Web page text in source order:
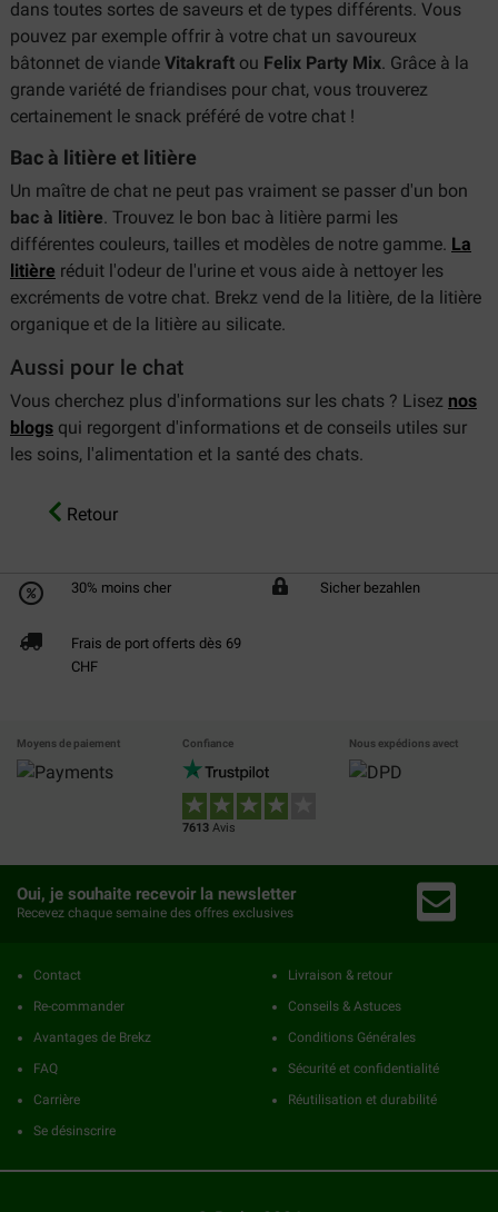
dans toutes sortes de saveurs et de types différents. Vous
pouvez par exemple offrir à votre chat un savoureux
bâtonnet de viande Vitakraft ou Felix Party Mix. Grâce à la
grande variété de friandises pour chat, vous trouverez
certainement le snack préféré de votre chat !
Bac à litière et litière
Un maître de chat ne peut pas vraiment se passer d'un bon
bac à litière. Trouvez le bon bac à litière parmi les
différentes couleurs, tailles et modèles de notre gamme. La
litière réduit l'odeur de l'urine et vous aide à nettoyer les
excréments de votre chat. Brekz vend de la litière, de la litière
organique et de la litière au silicate.
Aussi pour le chat
Vous cherchez plus d'informations sur les chats ? Lisez nos
blogs qui regorgent d'informations et de conseils utiles sur
les soins, l'alimentation et la santé des chats.
Retour
30% moins cher Sicher bezahlen
Frais de port offerts dès 69
CHF
Moyens de paiement Confiance
7613 Avis
Nous expédions avect
Oui, je souhaite recevoir la newsletter
Recevez chaque semaine des offres exclusives
Contact
Re-commander
Avantages de Brekz
FAQ
Carrière
Se désinscrire
Livraison & retour
Conseils & Astuces
Conditions Générales
Sécurité et confidentialité
Réutilisation et durabilité